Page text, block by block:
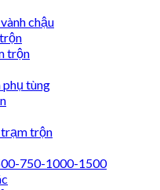
chậu
trộn
tùng
trạm trộn
750-1000-1500